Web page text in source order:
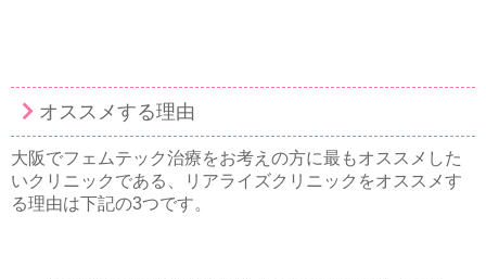
オススメする理由
大阪でフェムテック治療をお考えの方に最もオススメした
いクリニックである、リアライズクリニックをオススメす
る理由は下記の3つです。